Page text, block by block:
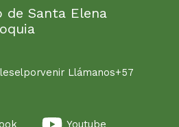
de Santa Elena
Llámanos+57
Youtube